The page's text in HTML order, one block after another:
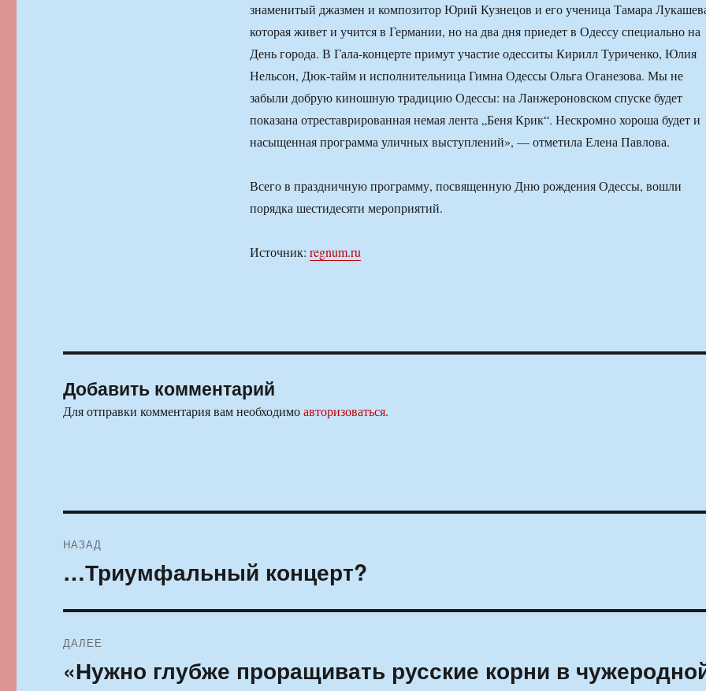
знаменитый джазмен и композитор Юрий Кузнецов и его ученица Тамара
которая живет и учится в Германии, но на два дня приедет в Одессу специально на
День города. В Гала-концерте примут участие одесситы Кирилл Туриченко, Юлия
Нельсон, Дюк-тайм и исполнительница Гимна Одессы Ольга Оганезова. Мы не
забыли добрую киношную традицию Одессы: на Ланжероновском спуске будет
показана отреставрированная немая лента „Беня Крик“. Нескромно хороша будет и
насыщенная программа уличных выступлений», — отметила Елена Павлова.
Всего в праздничную программу, посвященную Дню рождения Одессы, вошли
порядка шестидесяти мероприятий.
Источник: regnum.ru
Добавить комментарий
Для отправки комментария вам необходимоавторизоваться.
по
НАЗАД
Предыдущая
запись:
…Триумфальный концерт?
ДАЛЕЕ
Следующая
«Нужно глубже проращивать русские корни в